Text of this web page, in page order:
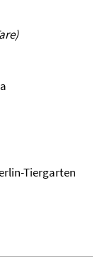
Tiergarten